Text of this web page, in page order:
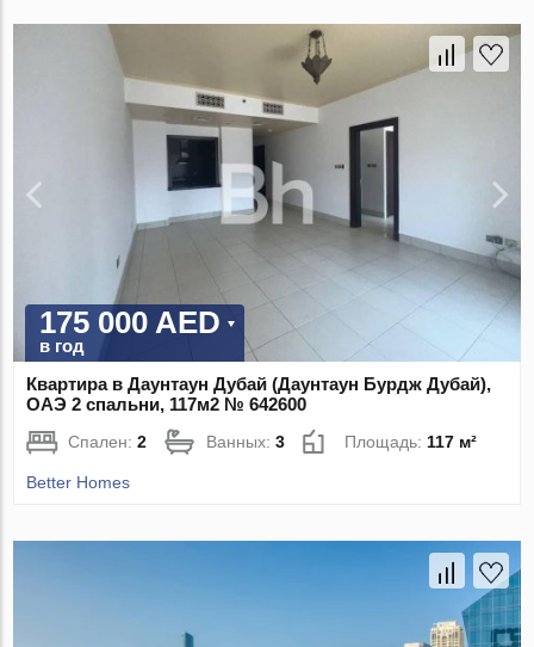
175 000 AED
в год
Квартира в Даунтаун Дубай (Даунтаун Бурдж Дубай),
ОАЭ 2 спальни, 117м2 № 642600
Спален:2 Ванных:3 Площадь:117 м²
Better Homes